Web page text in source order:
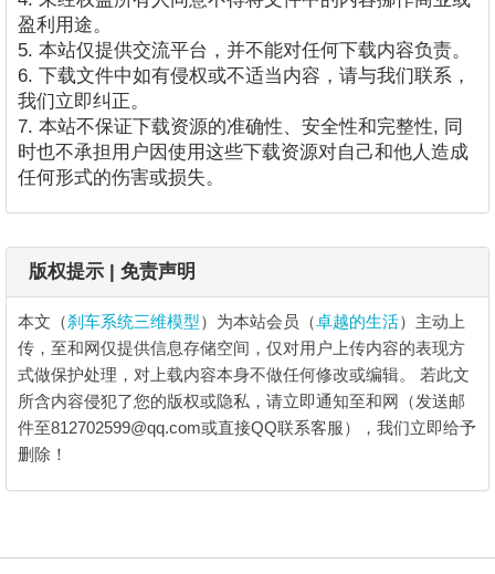
盈利用途。
5. 本站仅提供交流平台，并不能对任何下载内容负责。
6. 下载文件中如有侵权或不适当内容，请与我们联系，
我们立即纠正。
7. 本站不保证下载资源的准确性、安全性和完整性, 同
时也不承担用户因使用这些下载资源对自己和他人造成
任何形式的伤害或损失。
版权提示 | 免责声明
本文（刹车系统三维模型）为本站会员（卓越的生活）主动上
传，至和网仅提供信息存储空间，仅对用户上传内容的表现方
式做保护处理，对上载内容本身不做任何修改或编辑。 若此文
所含内容侵犯了您的版权或隐私，请立即通知至和网（发送邮
件至812702599@qq.com或直接QQ联系客服），我们立即给予
删除！